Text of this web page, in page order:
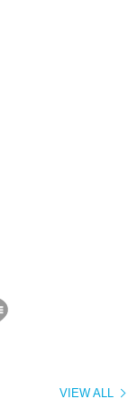
VIEW ALL